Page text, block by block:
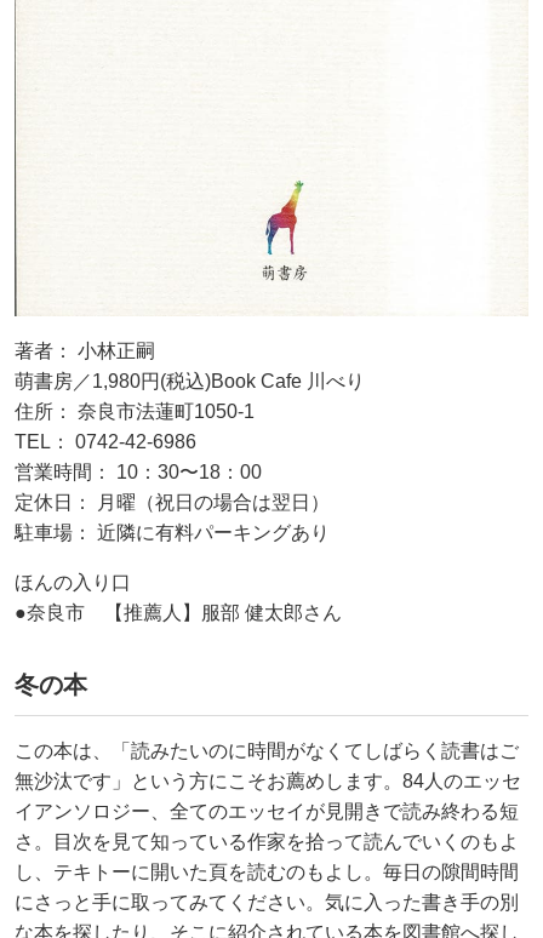
著者： 小林正嗣
萌書房／1,980円(税込)Book Cafe 川べり
住所： 奈良市法蓮町1050-1
TEL： 0742-42-6986
営業時間： 10：30〜18：00
定休日： 月曜（祝日の場合は翌日）
駐車場： 近隣に有料パーキングあり
ほんの入り口
●奈良市 【推薦人】服部 健太郎さん
冬の本
この本は、「読みたいのに時間がなくてしばらく読書はご
無沙汰です」という方にこそお薦めします。84人のエッセ
イアンソロジー、全てのエッセイが見開きで読み終わる短
さ。目次を見て知っている作家を拾って読んでいくのもよ
し、テキトーに開いた頁を読むのもよし。毎日の隙間時間
にさっと手に取ってみてください。気に入った書き手の別
な本を探したり、そこに紹介されている本を図書館へ探し